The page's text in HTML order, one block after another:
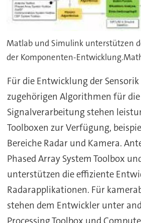
Matlab und Simulink unterstützen
der Komponenten-
Für die Entwicklung der
zugehörigen Algorithmen für die
Signalverarbeitung stehen
Toolboxen zur Verfügung,
Bereiche Radar und Kamera.
Phased Array System Toolbox
unterstützen die effiziente
Radarapplikationen. Für
stehen dem Entwickler unter